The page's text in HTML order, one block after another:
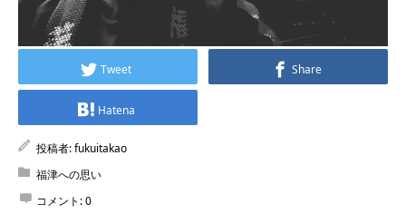
Tweet Share
Hatena
投稿者:fukuitakao
福津への思い
コメント:0